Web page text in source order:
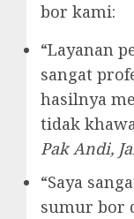
bor kami:
“Layanan
sangat
hasilnya
tidak
Pak Andi,
“Saya
sumur bor